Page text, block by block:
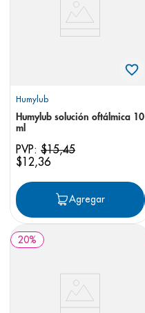
Humylub
Humylub solución oftálmica 10
ml
PVP: $15,45
$12,36
Agregar
20%